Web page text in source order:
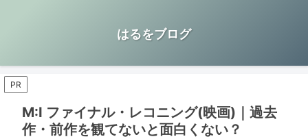
はるをブログ
PR
M:I ファイナル・レコニング(映画)｜過去
作・前作を観てないと面白くない？